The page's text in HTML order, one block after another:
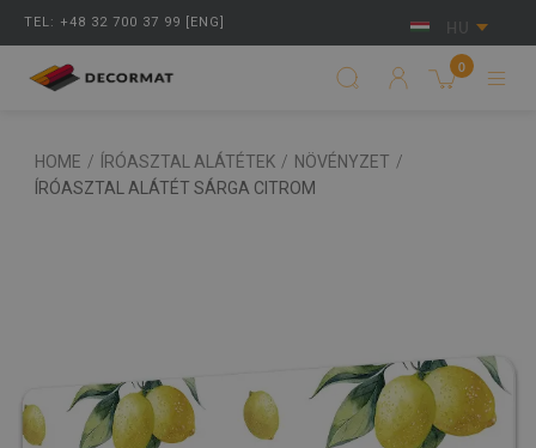
TEL: +48 32 700 37 99 [ENG] HU
0
HOME / ÍRÓASZTAL ALÁTÉTEK / NÖVÉNYZET /
ÍRÓASZTAL ALÁTÉT SÁRGA CITROM